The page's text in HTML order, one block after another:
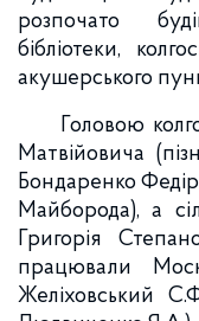
розпочато
бібліотеки,
акушерського
Головою
Матвійовича
Бондаренко
Майборода), а
Григорія
працювали
Желіховський